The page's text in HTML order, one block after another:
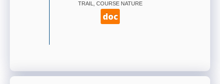
TRAIL, COURSE NATURE
doc